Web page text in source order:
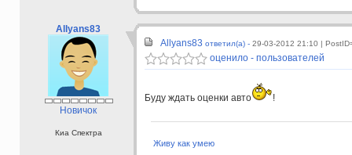
Allyans83
Новичок
Киа Спектра
Allyans83 ответил(а) - 29-03-2012 21:10 |
оценило - пользователей
Буду ждать оценки авто !
Живу как умею